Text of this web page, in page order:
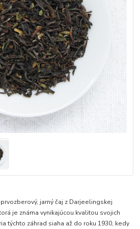
jarný čaj z Darjeelingskej
je známa vynikajúcou kvalitou svojich
týchto záhrad siaha až do roku 1930, kedy